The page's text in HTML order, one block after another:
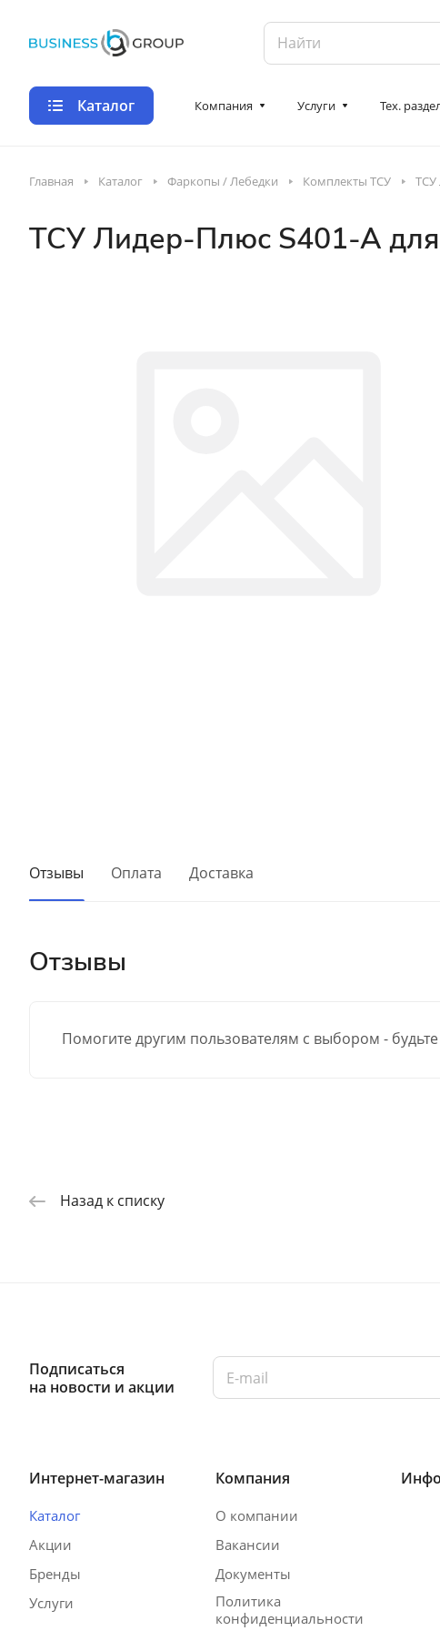
Каталог Компания Услуги Тех.
Главная Каталог Фаркопы / Лебедки Комплекты ТСУ ТСУ
ТСУ Лидер-Плюс S401-A для
Отзывы Оплата Доставка
Отзывы
Помогите другим пользователям с выбором -
Назад к списку
Подписаться
на новости и акции
Интернет-магазин
Каталог
Акции
Бренды
Услуги
Компания
О компании
Вакансии
Документы
Политика
конфиденциальности